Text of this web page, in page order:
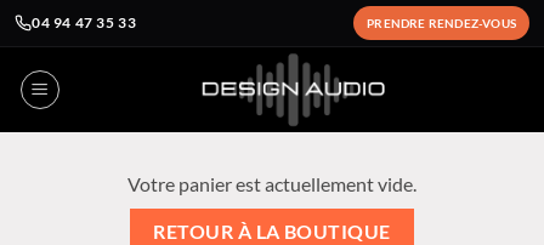
04 94 47 35 33 PRENDRE RENDEZ-VOUS
Votre panier est actuellement vide.
RETOUR À LA BOUTIQUE